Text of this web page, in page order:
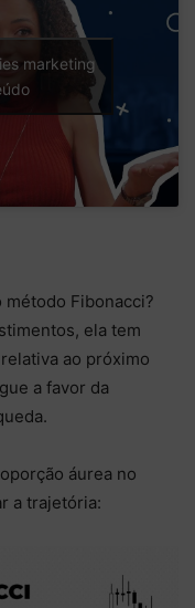
marketing
método Fibonacci?
ela tem
ao próximo
a favor da
áurea no
a trajetória: